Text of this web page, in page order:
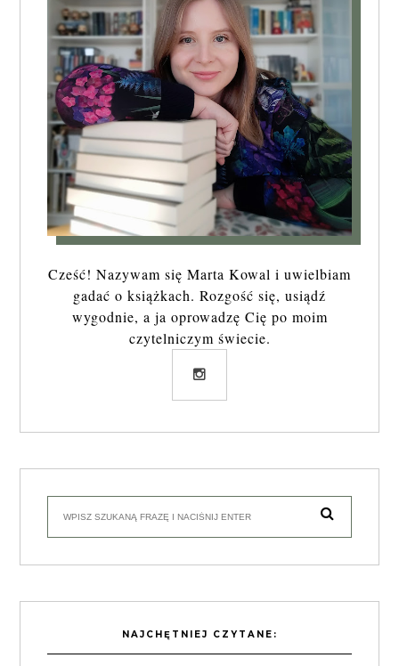
Cześć! Nazywam się Marta Kowal i uwielbiam
gadać o książkach. Rozgość się, usiądź
wygodnie, a ja oprowadzę Cię po moim
czytelniczym świecie.
NAJCHĘTNIEJ CZYTANE: